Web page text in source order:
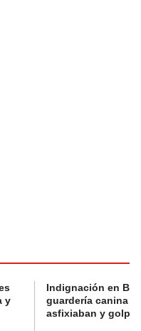
y
Indignación en
guardería canina
asfixiaban y